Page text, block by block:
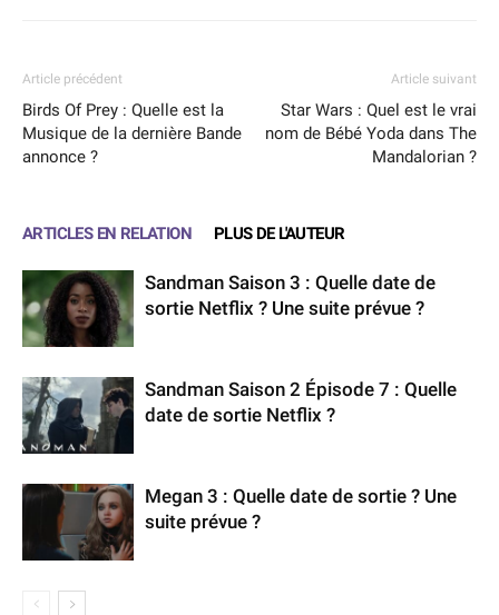
Article précédent
Birds Of Prey : Quelle est la
Musique de la dernière Bande
annonce ?
Article suivant
Star Wars : Quel est le vrai
nom de Bébé Yoda dans The
Mandalorian ?
ARTICLES EN RELATION PLUS DE L'AUTEUR
Sandman Saison 3 : Quelle date de
sortie Netflix ? Une suite prévue ?
Sandman Saison 2 Épisode 7 : Quelle
date de sortie Netflix ?
Megan 3 : Quelle date de sortie ? Une
suite prévue ?